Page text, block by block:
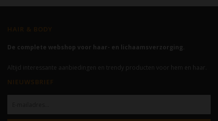
HAIR & BODY
De complete webshop voor haar- en lichaamsverzorging.
Altijd interessante aanbiedingen en trendy producten voor hem en haar.
NIEUWSBRIEF